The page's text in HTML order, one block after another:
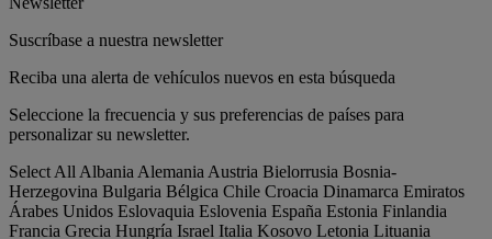
Suscríbase a nuestra newsletter
Reciba una alerta de vehículos nuevos en esta búsqueda
Seleccione la frecuencia y sus preferencias de países para
personalizar su newsletter.
Select AllAlbaniaAlemaniaAustria Bielorrusia Bosnia-
Herzegovina Bulgaria Bélgica Chile Croacia Dinamarca Emiratos
Árabes Unidos Eslovaquia Eslovenia España Estonia Finlandia
Francia Grecia Hungría Israel Italia Kosovo Letonia Lituania